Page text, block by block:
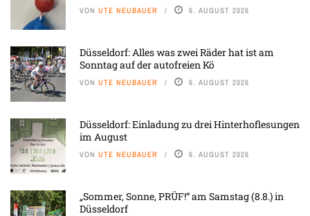
VON UTE NEUBAUER 6. AUGUST 2026
Düsseldorf: Alles was zwei Räder hat ist am
Sonntag auf der autofreien Kö
VON UTE NEUBAUER 6. AUGUST 2026
Düsseldorf: Einladung zu drei Hinterhoflesungen
im August
VON UTE NEUBAUER 6. AUGUST 2026
„Sommer, Sonne, PRÜF!“ am Samstag (8.8.) in
Düsseldorf